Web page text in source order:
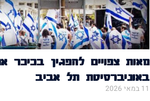
מאות צפויים להפגין בכיכר
באוניברסיטת תל אביב
11 במאי 2026